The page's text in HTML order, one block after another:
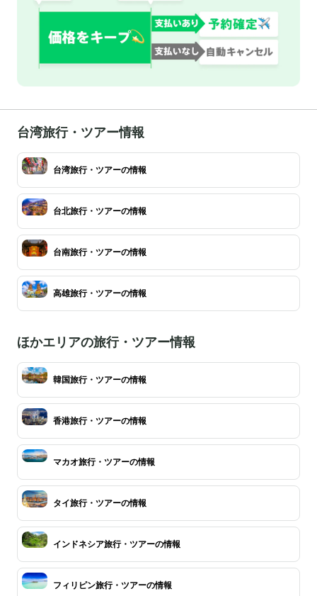
台湾旅行・ツアー情報
台湾旅行・ツアーの情報
台北旅行・ツアーの情報
台南旅行・ツアーの情報
高雄旅行・ツアーの情報
ほかエリアの旅行・ツアー情報
韓国旅行・ツアーの情報
香港旅行・ツアーの情報
マカオ旅行・ツアーの情報
タイ旅行・ツアーの情報
インドネシア旅行・ツアーの情報
フィリピン旅行・ツアーの情報